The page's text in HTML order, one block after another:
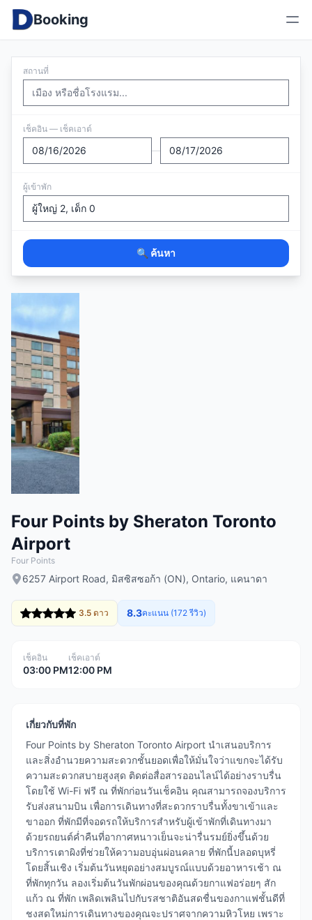
Booking
สถานที่
เช็คอิน — เช็คเอาต์
—
ผู้เข้าพัก
🔍 ค้นหา
Four Points by Sheraton Toronto
Airport
Four Points
6257 Airport Road, มิสซิสซอก้า (ON), Ontario, แคนาดา
3.5 ดาว 8.3คะแนน (172 รีวิว)
เช็คอิน
03:00 PM
เช็คเอาต์
12:00 PM
เกี่ยวกับที่พัก
Four Points by Sheraton Toronto Airport นำเสนอบริการ
และสิ่งอำนวยความสะดวกชั้นยอดเพื่อให้มั่นใจว่าแขกจะได้รับ
ความสะดวกสบายสูงสุด ติดต่อสื่อสารออนไลน์ได้อย่างราบรื่น
โดยใช้ Wi-Fi ฟรี ณ ที่พักก่อนวันเช็คอิน คุณสามารถจองบริการ
รับส่งสนามบิน เพื่อการเดินทางที่สะดวกราบรื่นทั้งขาเข้าและ
ขาออก ที่พักมีที่จอดรถให้บริการสำหรับผู้เข้าพักที่เดินทางมา
ด้วยรถยนต์ค่ำคืนที่อากาศหนาวเย็นจะน่ารื่นรมย์ยิ่งขึ้นด้วย
บริการเตาผิงที่ช่วยให้ความอบอุ่นผ่อนคลาย ที่พักนี้ปลอดบุหรี่
โดยสิ้นเชิง เริ่มต้นวันหยุดอย่างสมบูรณ์แบบด้วยอาหารเช้า ณ
ที่พักทุกวัน ลองเริ่มต้นวันพักผ่อนของคุณด้วยกาแฟอร่อยๆ สัก
แก้ว ณ ที่พัก เพลิดเพลินไปกับรสชาติอันสดชื่นของกาแฟชั้นดีที่
ชงสดใหม่การเดินทางของคุณจะปราศจากความหิวโหย เพราะ